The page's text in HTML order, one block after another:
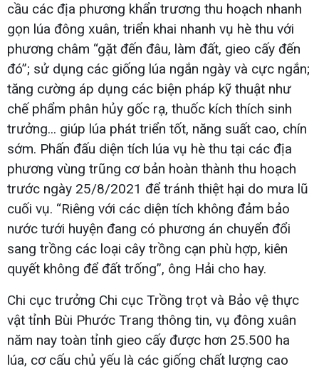
cầu các địa phương khẩn trương thu hoạch nhanh
gọn lúa đông xuân, triển khai nhanh vụ hè thu với
phương châm “gặt đến đâu, làm đất, gieo cấy đến
đó”; sử dụng các giống lúa ngắn ngày và cực ngắn;
tăng cường áp dụng các biện pháp kỹ thuật như
chế phẩm phân hủy gốc rạ, thuốc kích thích sinh
trưởng... giúp lúa phát triển tốt, năng suất cao, chín
sớm. Phấn đấu diện tích lúa vụ hè thu tại các địa
phương vùng trũng cơ bản hoàn thành thu hoạch
trước ngày 25/8/2021 để tránh thiệt hại do mưa lũ
cuối vụ. “Riêng với các diện tích không đảm bảo
nước tưới huyện đang có phương án chuyển đổi
sang trồng các loại cây trồng cạn phù hợp, kiên
quyết không để đất trống”, ông Hải cho hay.
Chi cục trưởng Chi cục Trồng trọt và Bảo vệ thực
vật tỉnh Bùi Phước Trang thông tin, vụ đông xuân
năm nay toàn tỉnh gieo cấy được hơn 25.500 ha
lúa, cơ cấu chủ yếu là các giống chất lượng cao